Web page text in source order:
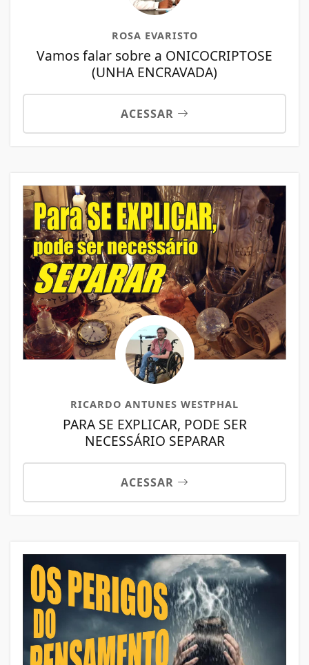
ROSA EVARISTO
Vamos falar sobre a ONICOCRIPTOSE
(UNHA ENCRAVADA)
ACESSAR
RICARDO ANTUNES WESTPHAL
PARA SE EXPLICAR, PODE SER
NECESSÁRIO SEPARAR
ACESSAR